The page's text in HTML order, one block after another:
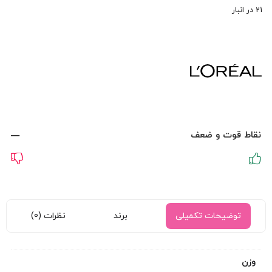
21 در انبار
نقاط قوت و ضعف
توضیحات تکمیلی برند نظرات (0)
وزن